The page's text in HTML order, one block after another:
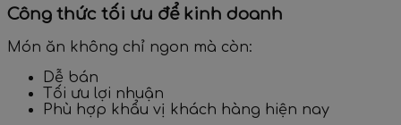
Công thức tối ưu để kinh doanh
Món ăn không chỉ ngon mà còn:
Dễ bán
Tối ưu lợi nhuận
Phù hợp khẩu vị khách hàng hiện nay